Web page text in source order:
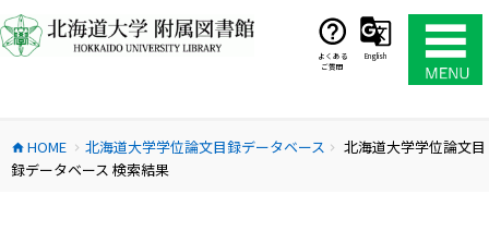
ン
テ
ス
キ
よくある
ご質問
English
home HOME chevron_right 北海道大学学位論文目録データベース chevron_right
北海道大学学位論文目
録データベース 検索結果